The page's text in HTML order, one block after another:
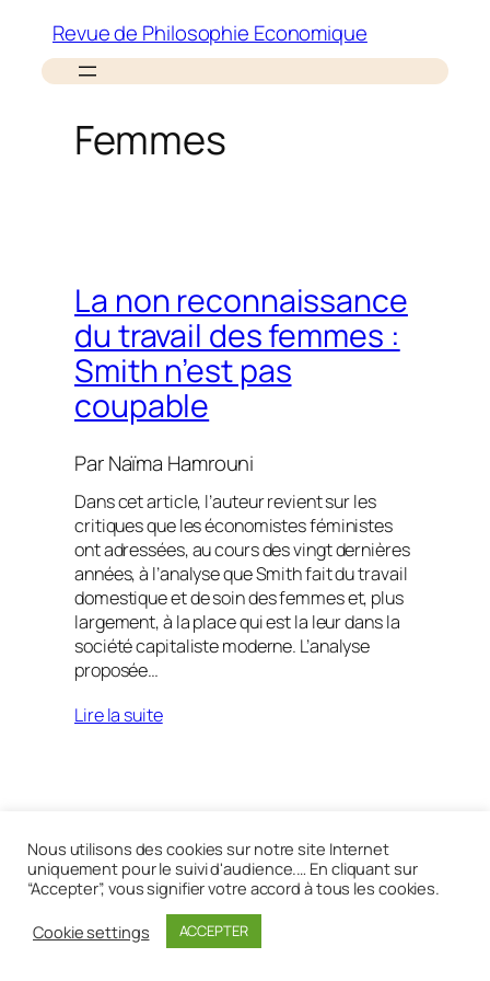
contenu
Revue de Philosophie Economique
Femmes
La non reconnaissance
du travail des femmes :
Smith n’est pas
coupable
ParNaïma Hamrouni
Dans cet article, l’auteur revient sur les
critiques que les économistes féministes
ont adressées, au cours des vingt dernières
années, à l’analyse que Smith fait du travail
domestique et de soin des femmes et, plus
largement, à la place qui est la leur dans la
société capitaliste moderne. L’analyse
proposée…
Lire la suite
Nous utilisons des cookies sur notre site Internet
uniquement pour le suivi d'audience.… En cliquant sur
“Accepter”, vous signifier votre accord à tous les cookies.
Cookie settings
ACCEPTER